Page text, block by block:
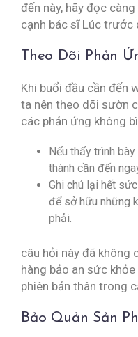
đến này, hãy đọc
cạnh bác sĩ Lúc trước
Theo Dõi Phản
Khi buổi đầu cần đến
ta nên theo dõi sườn
các phản ứng không
Nếu thấy trình
thành cần đến
Ghi chú lại hết
để sở hữu những
phải.
câu hỏi này đã không
hàng bảo an sức
phiên bản thân trong
Bảo Quản Sản